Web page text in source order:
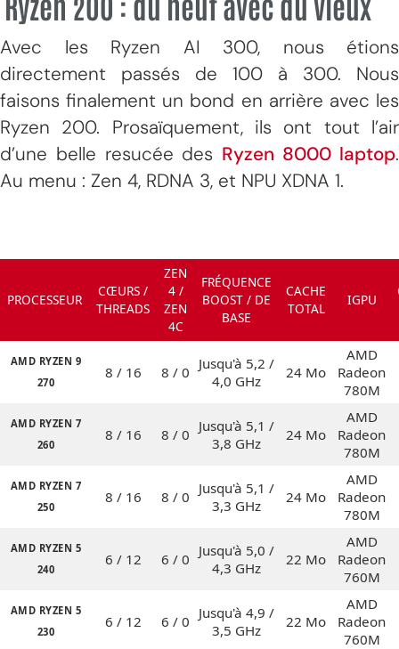
Avec les Ryzen AI 300, nous étions
directement passés de 100 à 300. Nous
faisons finalement un bond en arrière avec les
Ryzen 200. Prosaïquement, ils ont tout l’air
d’une belle resucée des Ryzen 8000 laptop.
Au menu : Zen 4, RDNA 3, et NPU XDNA 1.
PROCESSEUR
CŒURS /
THREADS
ZEN
4 /
ZEN
4C
FRÉQUENCE
BOOST / DE
BASE
CACHE
TOTAL
IGPU
AMD RYZEN 9
270
8 / 16 8 / 0 Jusqu'à 5,2 /
4,0 GHz
24 Mo
AMD
Radeon
780M
AMD RYZEN 7
260
8 / 16 8 / 0 Jusqu'à 5,1 /
3,8 GHz
24 Mo
AMD
Radeon
780M
AMD RYZEN 7
250
8 / 16 8 / 0 Jusqu'à 5,1 /
3,3 GHz
24 Mo
AMD
Radeon
780M
AMD RYZEN 5
240
6 / 12 6 / 0 Jusqu'à 5,0 /
4,3 GHz
22 Mo
AMD
Radeon
760M
AMD RYZEN 5
230
6 / 12 6 / 0 Jusqu'à 4,9 /
3,5 GHz
22 Mo
AMD
Radeon
760M